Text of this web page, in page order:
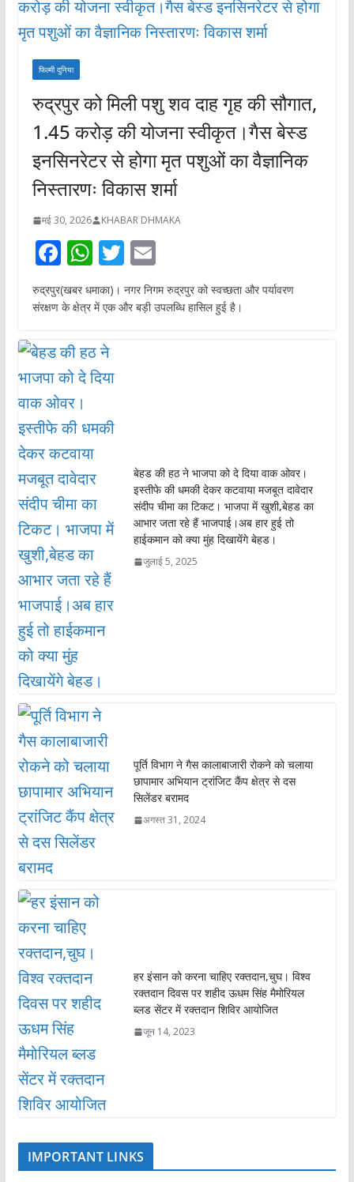
फिल्मी दुनिया
रुद्रपुर को मिली पशु शव दाह गृह की सौगात,
1.45 करोड़ की योजना स्वीकृत।गैस बेस्ड
इनसिनरेटर से होगा मृत पशुओं का वैज्ञानिक
निस्तारणः विकास शर्मा
मई 30, 2026 KHABAR DHMAKA
F
ac
e
o
o
k
W
h
at
A
p
T
w
itt
E
m
ai
रुद्रपुर(खबर धमाका)। नगर निगम रुद्रपुर को स्वच्छता और पर्यावरण
संरक्षण के क्षेत्र में एक और बड़ी उपलब्धि हासिल हुई है।
बेहड की हठ ने भाजपा को दे दिया वाक ओवर।
इस्तीफे की धमकी देकर कटवाया मजबूत दावेदार
संदीप चीमा का टिकट। भाजपा में खुशी,बेहड का
आभार जता रहे हैं भाजपाई।अब हार हुई तो
हाईकमान को क्या मुंह दिखायेंगे बेहड।
जुलाई 5, 2025
पूर्ति विभाग ने गैस कालाबाजारी रोकने को चलाया
छापामार अभियान ट्रांजिट कैंप क्षेत्र से दस
सिलेंडर बरामद
अगस्त 31, 2024
हर इंसान को करना चाहिए रक्तदान,चुघ। विश्व
रक्तदान दिवस पर शहीद ऊधम सिंह मैमोरियल
ब्लड सेंटर में रक्तदान शिविर आयोजित
जून 14, 2023
IMPORTANT LINKS